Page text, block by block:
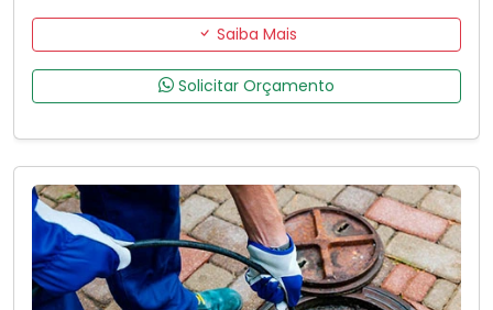
Saiba Mais
Solicitar Orçamento